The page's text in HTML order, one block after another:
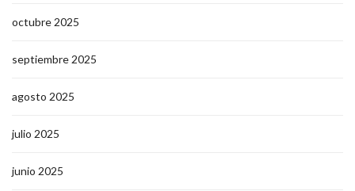
octubre 2025
septiembre 2025
agosto 2025
julio 2025
junio 2025